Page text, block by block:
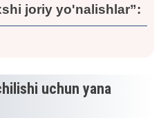
joriy yo'nalishlar”:
uchun yana